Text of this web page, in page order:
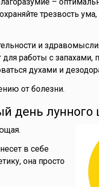
трезвость
и
работы с запахами,
духами и
от болезни.
день лунного
в себе
она просто